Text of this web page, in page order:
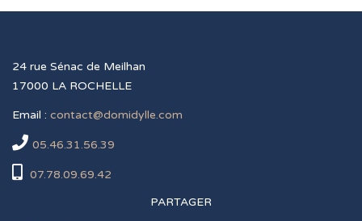
24 rue Sénac de Meilhan
17000 LA ROCHELLE
Email : contact@domidylle.com
05.46.31.56.39
07.78.09.69.42
PARTAGER